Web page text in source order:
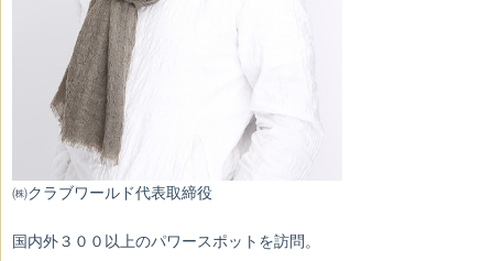
㈱クラブワールド代表取締役
国内外３００以上のパワースポットを訪問。